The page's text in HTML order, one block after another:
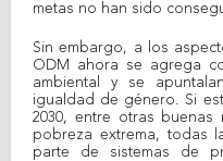
metas no han sido
Sin embargo, a los
ODM ahora se agrega
ambiental y se
igualdad de género. Si
2030, entre otras
pobreza extrema, todas
parte de sistemas de